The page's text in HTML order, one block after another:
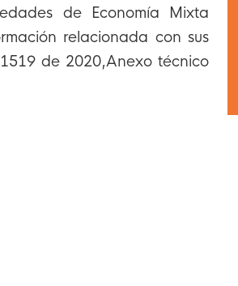
de Economía Mixta
relacionada con sus
de 2020,Anexo técnico